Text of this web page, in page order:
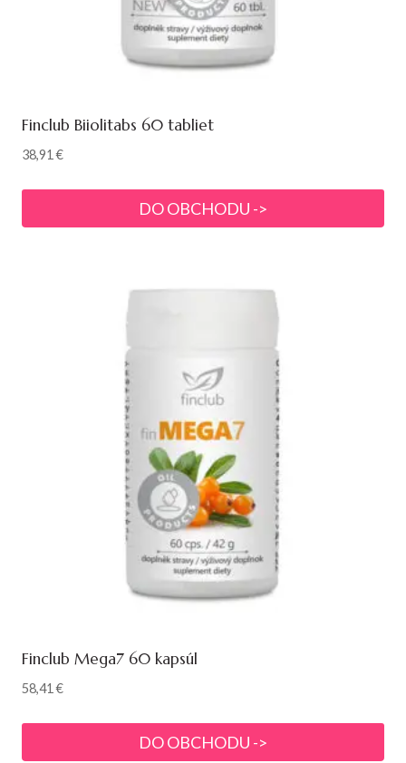
Finclub Biiolitabs 60 tabliet
38,91€
DO OBCHODU ->
Finclub Mega7 60 kapsúl
58,41€
DO OBCHODU ->